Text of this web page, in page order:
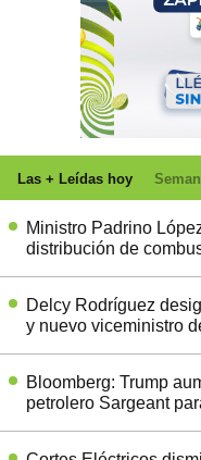
Las + Leídas hoy
Ministro Padrino
distribución de
Delcy Rodríguez
y nuevo viceministro
Bloomberg: Trump
petrolero Sargeant